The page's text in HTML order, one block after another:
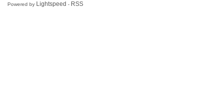
Powered by Lightspeed - RSS